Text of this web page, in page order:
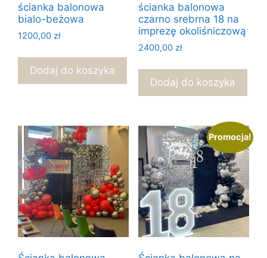
ścianka balonowa
bialo-beżowa
1200,00 zł
Dodaj do koszyka
ścianka balonowa
czarno srebrna 18 na
imprezę okoliśniczową
2400,00 zł
Dodaj do koszyka
Promocja!